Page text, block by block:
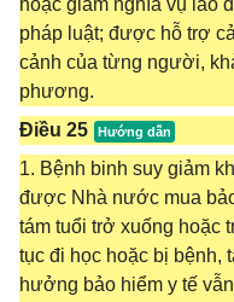
hoặc giảm nghĩa vụ lao
pháp luật; được hỗ trợ
cảnh của từng người,
phương.
Điều 25
1. Bệnh binh suy giảm
được Nhà nước mua
tám tuổi trở xuống hoặc
tục đi học hoặc bị bệnh,
hưởng bảo hiểm y tế